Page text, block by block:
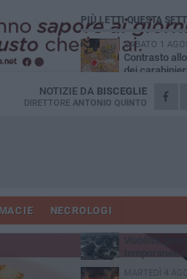
NOTIZIE DA BISCEGLIE
DIRETTORE ANTONIO QUINTO
NECROLOGI
PIÙ LETTI QUESTA
SABATO 1
Contrasto
dei
VENERDÌ 31
Torna
Dramma alla
VENERDÌ 31
Viabilità,
temporanee
MARTEDÌ 4